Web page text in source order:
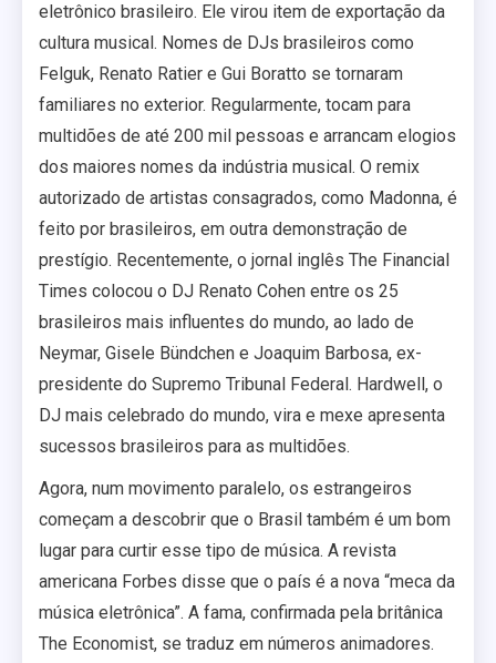
eletrônico brasileiro. Ele virou item de exportação da
cultura musical. Nomes de DJs brasileiros como
Felguk, Renato Ratier e Gui Boratto se tornaram
familiares no exterior. Regularmente, tocam para
multidões de até 200 mil pessoas e arrancam elogios
dos maiores nomes da indústria musical. O remix
autorizado de artistas consagrados, como Madonna, é
feito por brasileiros, em outra demonstração de
prestígio. Recentemente, o jornal inglês The Financial
Times colocou o DJ Renato Cohen entre os 25
brasileiros mais influentes do mundo, ao lado de
Neymar, Gisele Bündchen e Joaquim Barbosa, ex-
presidente do Supremo Tribunal Federal. Hardwell, o
DJ mais celebrado do mundo, vira e mexe apresenta
sucessos brasileiros para as multidões.
Agora, num movimento paralelo, os estrangeiros
começam a descobrir que o Brasil também é um bom
lugar para curtir esse tipo de música. A revista
americana Forbes disse que o país é a nova “meca da
música eletrônica”. A fama, confirmada pela britânica
The Economist, se traduz em números animadores.